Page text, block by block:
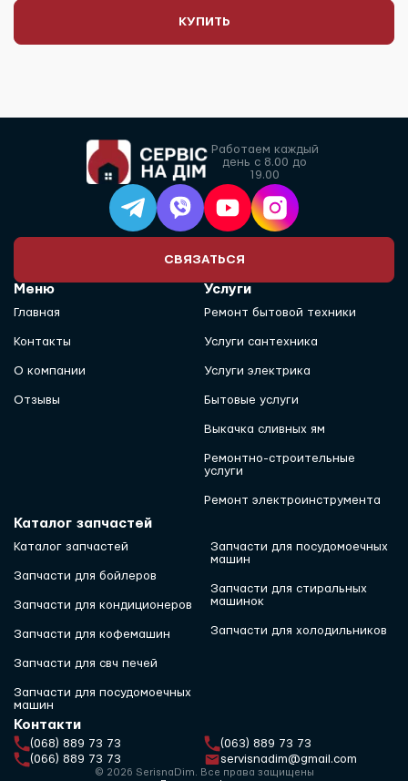
КУПИТЬ
Работаем каждый
день с 8.00 до
19.00
СВЯЗАТЬСЯ
Меню
Главная
Контакты
О компании
Отзывы
Услуги
Ремонт бытовой техники
Услуги сантехника
Услуги электрика
Бытовые услуги
Выкачка сливных ям
Ремонтно-строительные
услуги
Ремонт электроинструмента
Каталог запчастей
Каталог запчастей
Запчасти для бойлеров
Запчасти для кондиционеров
Запчасти для кофемашин
Запчасти для свч печей
Запчасти для посудомоечных
машин
Запчасти для посудомоечных
машин
Запчасти для стиральных
машинок
Запчасти для холодильников
Контакти
(068) 889 73 73
(063) 889 73 73
(066) 889 73 73
servisnadim@gmail.com
© 2026 SerisnaDim. Все права защищены